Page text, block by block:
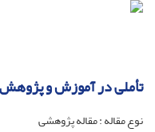
تأملی در آموزش و پژوهش
نوع مقاله : مقاله پژوهشی